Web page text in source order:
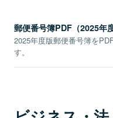
郵便番号簿PDF（2025年
2025年度版郵便番号簿を
す。